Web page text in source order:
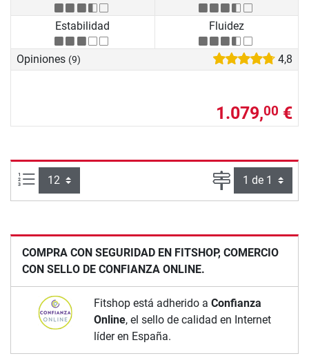
Estabilidad Fluidez
Opiniones (9) 4,8
1.079,00 €
Artículos por página: Página
COMPRA CON SEGURIDAD EN FITSHOP, COMERCIO
CON SELLO DE CONFIANZA ONLINE.
Fitshop está adherido a Confianza
Online, el sello de calidad en Internet
líder en España.